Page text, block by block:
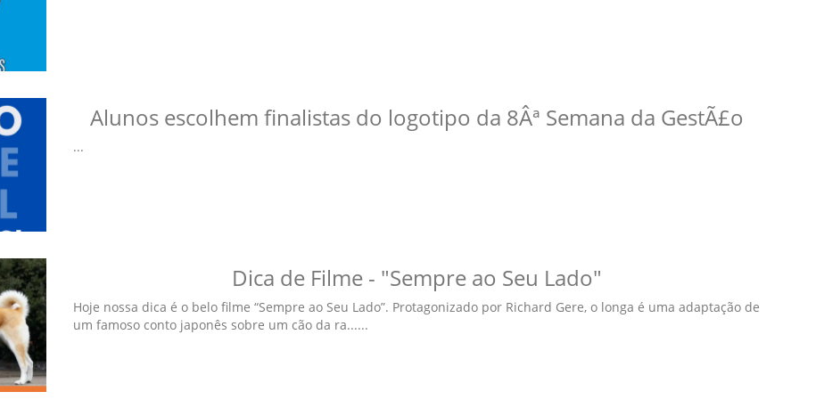
Alunos escolhem finalistas do logotipo da 8Âª Semana da GestÃ£o
...
Dica de Filme - "Sempre ao Seu Lado"
Hoje nossa dica é o belo filme “Sempre ao Seu Lado”. Protagonizado por Richard Gere, o longa é uma adaptação de
um famoso conto japonês sobre um cão da ra......